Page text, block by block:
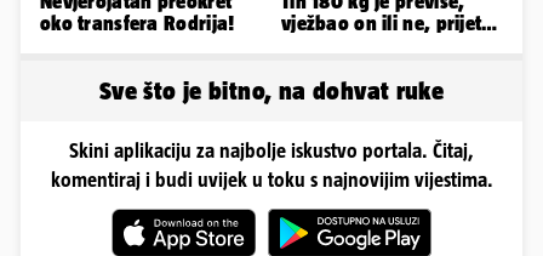
oko transfera Rodrija!
vježbao on ili ne, prijete
Sve što je bitno, na dohvat ruke
Skini aplikaciju za najbolje iskustvo portala. Čitaj,
komentiraj i budi uvijek u toku s najnovijim vijestima.